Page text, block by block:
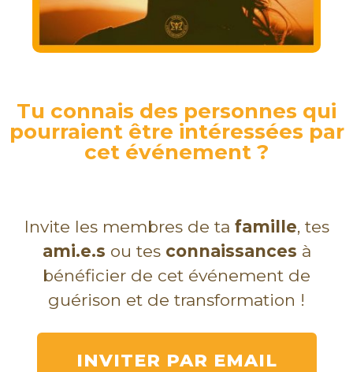
Tu connais des personnes qui
pourraient être intéressées par
cet événement ?
Invite les membres de ta famille, tes
ami.e.s ou tes connaissances à
bénéficier de cet événement de
guérison et de transformation !
INVITER PAR EMAIL